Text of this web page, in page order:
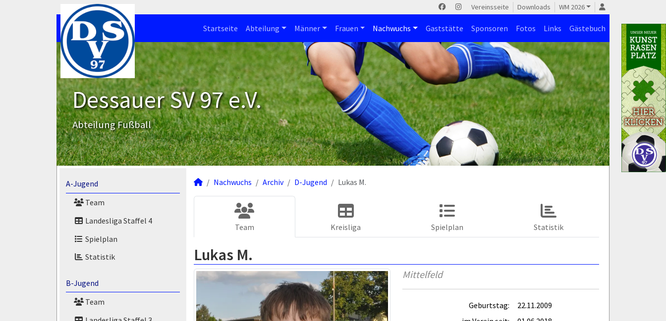
Vereinsseite Downloads WM 2026
Startseite Abteilung Männer Frauen Nachwuchs Gaststätte Sponsoren Fotos Links Gästebuch
Dessauer SV 97 e.V.
Abteilung Fußball
A-Jugend
Team
Landesliga Staffel 4
Spielplan
Statistik
B-Jugend
Team
Nachwuchs Archiv D-Jugend Lukas M.
Team Kreisliga Spielplan Statistik
Lukas M.
Mittelfeld
Geburtstag:
22.11.2009